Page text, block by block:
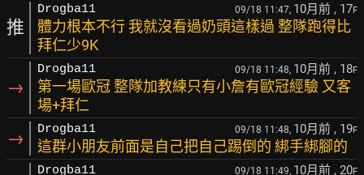
推
Drogba11 09/18 11:47, 10月前 , 17F
體力根本不行 我就沒看過奶頭這樣過 整隊跑得比
拜仁少9K
→
Drogba11 09/18 11:48, 10月前 , 18F
第一場歐冠 整隊加教練只有小詹有歐冠經驗 又客
場+拜仁
→ Drogba11 09/18 11:48, 10月前 , 19F
這群小朋友前面是自己把自己踢倒的 綁手綁腳的
Drogba11 09/18 11:49, 10月前 , 20F